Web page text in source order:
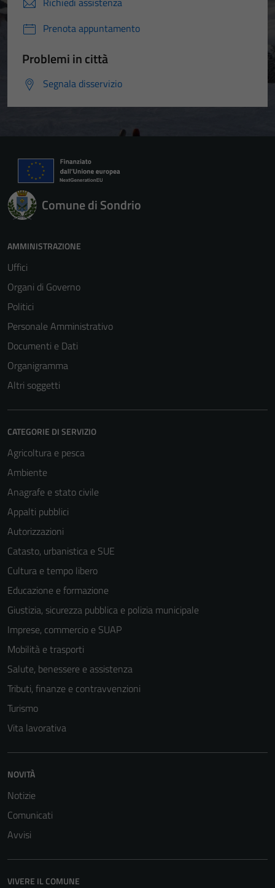
Prenota appuntamento
Problemi in città
Segnala disservizio
Comune di Sondrio
AMMINISTRAZIONE
Uffici
Organi di Governo
Politici
Personale Amministrativo
Documenti e Dati
Organigramma
Altri soggetti
CATEGORIE DI SERVIZIO
Agricoltura e pesca
Ambiente
Anagrafe e stato civile
Appalti pubblici
Autorizzazioni
Catasto, urbanistica e SUE
Cultura e tempo libero
Educazione e formazione
Giustizia, sicurezza pubblica e polizia municipale
Imprese, commercio e SUAP
Mobilità e trasporti
Salute, benessere e assistenza
Tributi, finanze e contravvenzioni
Turismo
Vita lavorativa
NOVITÀ
Notizie
Comunicati
Avvisi
VIVERE IL COMUNE